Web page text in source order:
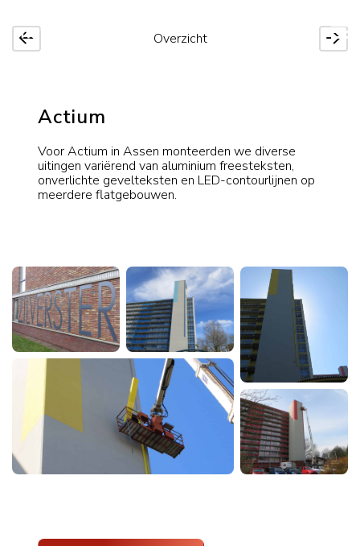
Overzicht
Actium
Voor Actium in Assen monteerden we diverse
uitingen variërend van aluminium freesteksten,
onverlichte gevelteksten en LED-contourlijnen op
meerdere flatgebouwen.